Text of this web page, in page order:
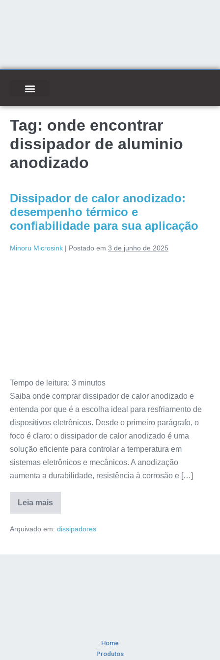
Tag: onde encontrar
dissipador de aluminio
anodizado
Dissipador de calor anodizado:
desempenho térmico e
confiabilidade para sua aplicação
Minoru Microsink | Postado em 3 de junho de 2025
Tempo de leitura: 3 minutos
Saiba onde comprar dissipador de calor anodizado e
entenda por que é a escolha ideal para resfriamento de
dispositivos eletrônicos. Desde o primeiro parágrafo, o
foco é claro: o dissipador de calor anodizado é uma
solução eficiente para controlar a temperatura em
sistemas eletrônicos e mecânicos. A anodização
aumenta a durabilidade, resistência à corrosão e […]
Leia mais
Arquivado em: dissipadores
Home
Produtos